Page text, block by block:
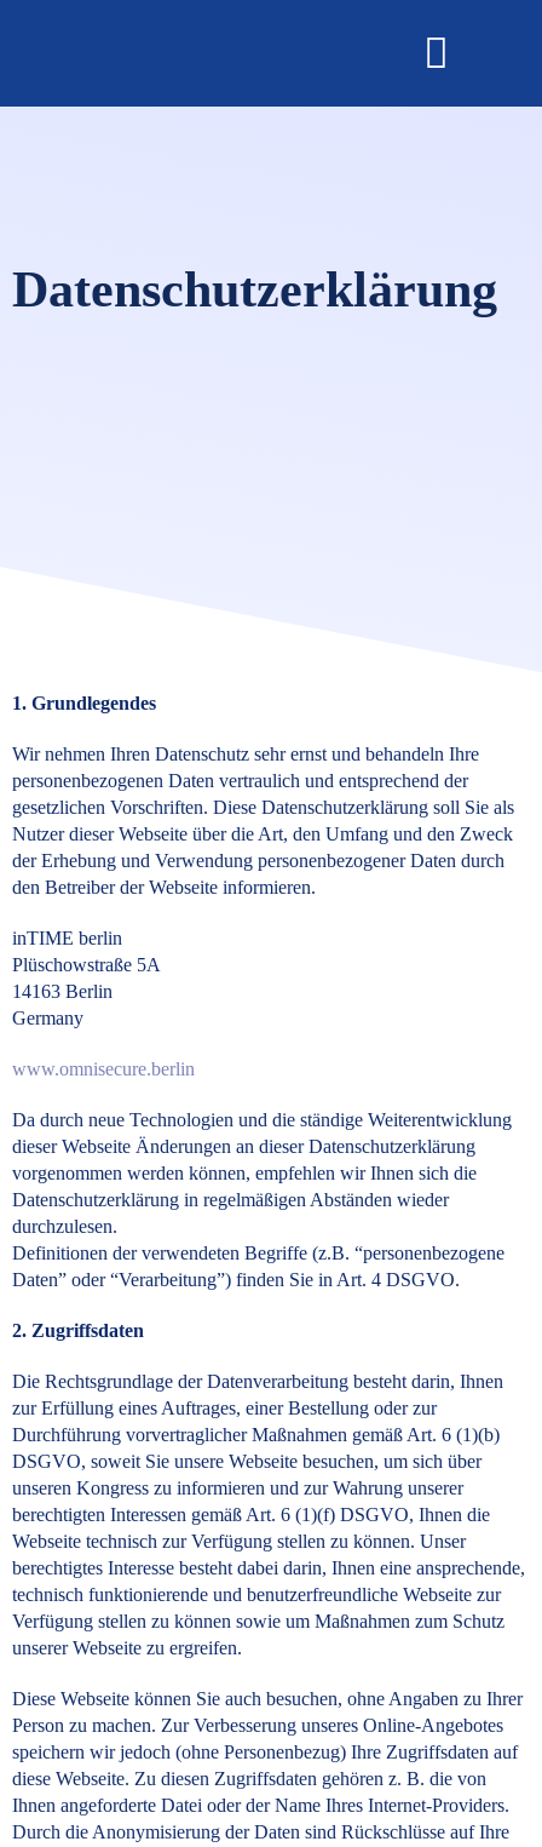
Datenschutzerklärung
1. Grundlegendes
Wir nehmen Ihren Datenschutz sehr ernst und behandeln Ihre
personenbezogenen Daten vertraulich und entsprechend der
gesetzlichen Vorschriften. Diese Datenschutzerklärung soll Sie als
Nutzer dieser Webseite über die Art, den Umfang und den Zweck
der Erhebung und Verwendung personenbezogener Daten durch
den Betreiber der Webseite informieren.
inTIME berlin
Plüschowstraße 5A
14163 Berlin
Germany
www.omnisecure.berlin
Da durch neue Technologien und die ständige Weiterentwicklung
dieser Webseite Änderungen an dieser Datenschutzerklärung
vorgenommen werden können, empfehlen wir Ihnen sich die
Datenschutzerklärung in regelmäßigen Abständen wieder
durchzulesen.
Definitionen der verwendeten Begriffe (z.B. “personenbezogene
Daten” oder “Verarbeitung”) finden Sie in Art. 4 DSGVO.
2. Zugriffsdaten
Die Rechtsgrundlage der Datenverarbeitung besteht darin, Ihnen
zur Erfüllung eines Auftrages, einer Bestellung oder zur
Durchführung vorvertraglicher Maßnahmen gemäß Art. 6 (1)(b)
DSGVO, soweit Sie unsere Webseite besuchen, um sich über
unseren Kongress zu informieren und zur Wahrung unserer
berechtigten Interessen gemäß Art. 6 (1)(f) DSGVO, Ihnen die
Webseite technisch zur Verfügung stellen zu können. Unser
berechtigtes Interesse besteht dabei darin, Ihnen eine ansprechende,
technisch funktionierende und benutzerfreundliche Webseite zur
Verfügung stellen zu können sowie um Maßnahmen zum Schutz
unserer Webseite zu ergreifen.
Diese Webseite können Sie auch besuchen, ohne Angaben zu Ihrer
Person zu machen. Zur Verbesserung unseres Online-Angebotes
speichern wir jedoch (ohne Personenbezug) Ihre Zugriffsdaten auf
diese Webseite. Zu diesen Zugriffsdaten gehören z. B. die von
Ihnen angeforderte Datei oder der Name Ihres Internet-Providers.
Durch die Anonymisierung der Daten sind Rückschlüsse auf Ihre